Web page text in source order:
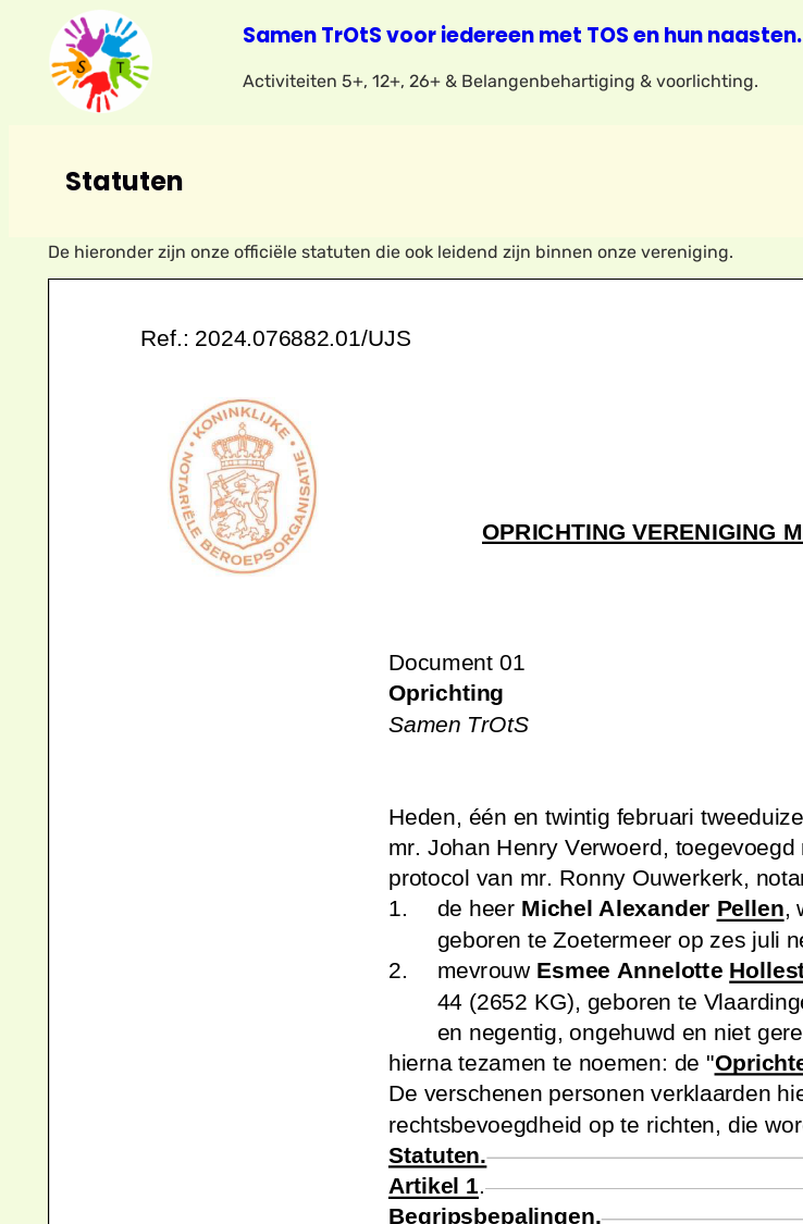
Samen TrOtS voor iedereen met TOS en hun naasten.
Activiteiten 5+, 12+, 26+ & Belangenbehartiging & voorlichting.
Statuten
De hieronder zijn onze officiële statuten die ook leidend zijn binnen onze vereniging.